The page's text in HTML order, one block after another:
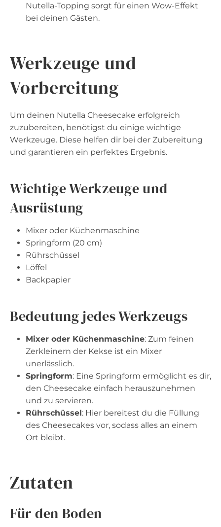
Nutella-Topping sorgt für einen Wow-Effekt
bei deinen Gästen.
Werkzeuge und
Vorbereitung
Um deinen Nutella Cheesecake erfolgreich
zuzubereiten, benötigst du einige wichtige
Werkzeuge. Diese helfen dir bei der Zubereitung
und garantieren ein perfektes Ergebnis.
Wichtige Werkzeuge und
Ausrüstung
Mixer oder Küchenmaschine
Springform (20 cm)
Rührschüssel
Löffel
Backpapier
Bedeutung jedes Werkzeugs
Mixer oder Küchenmaschine: Zum feinen
Zerkleinern der Kekse ist ein Mixer
unerlässlich.
Springform: Eine Springform ermöglicht es dir,
den Cheesecake einfach herauszunehmen
und zu servieren.
Rührschüssel: Hier bereitest du die Füllung
des Cheesecakes vor, sodass alles an einem
Ort bleibt.
Zutaten
Für den Boden